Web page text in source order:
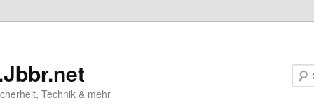
Technik & mehr